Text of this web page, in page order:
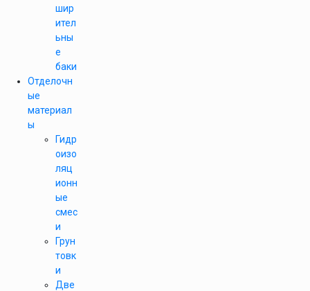
шир
ител
ьны
е
баки
Отделочн
ые
материал
ы
Гидр
оизо
ляц
ионн
ые
смес
и
Грун
товк
и
Две